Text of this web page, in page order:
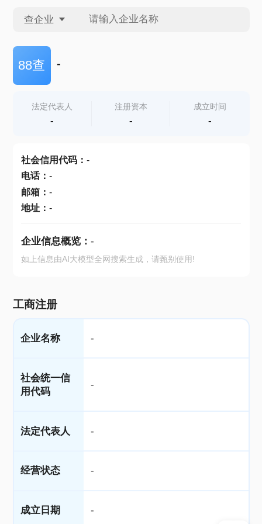
查企业
查企业
查产地
88查 -
法定代表人
-
注册资本
-
成立时间
-
社会信用代码： -
电话： -
邮箱： -
地址： -
企业信息概览： -
如上信息由AI大模型全网搜索生成，请甄别使用!
工商注册
企业名称 -
社会统一信
用代码
-
法定代表人 -
经营状态 -
成立日期 -